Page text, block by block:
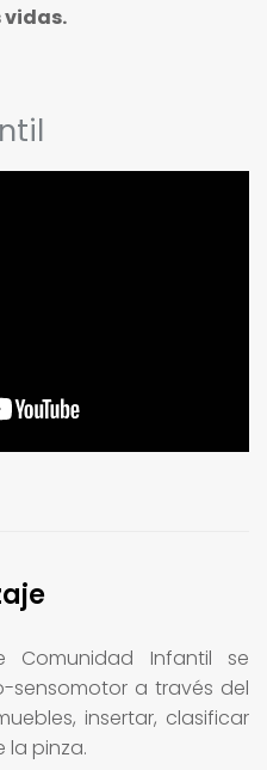
vidas.
Comunidad Infantil se
sensomotor a través del
insertar, clasificar
la pinza.